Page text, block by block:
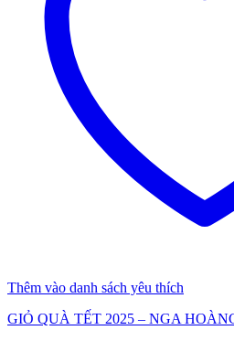
Thêm vào danh sách yêu thích
GIỎ QUÀ TẾT 2025 – NGA